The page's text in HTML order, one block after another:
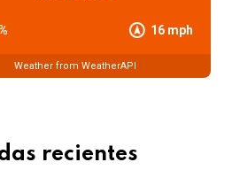
16 mph
Weather from WeatherAPI
recientes